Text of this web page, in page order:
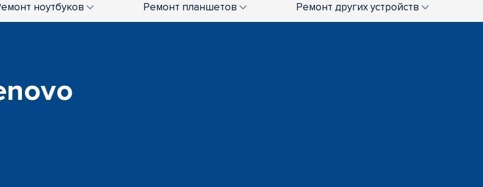
ноутбуков Ремонт планшетов Ремонт других устройств